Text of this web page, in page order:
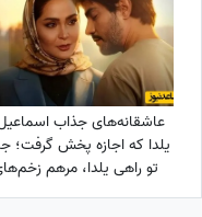
عاشقانه‌های جذاب
یلدا که اجازه پخش گرفت؛
تو راهی یلدا، مرهم
سینا مهراد شد!